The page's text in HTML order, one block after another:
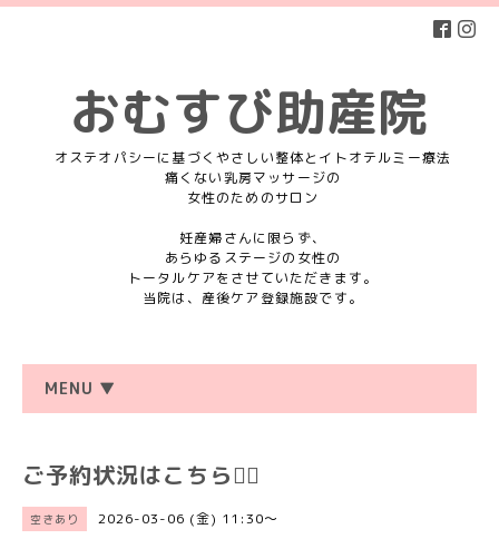
おむすび助産院
オステオパシーに基づくやさしい整体とイトオテルミー療法
痛くない乳房マッサージの
女性のためのサロン
妊産婦さんに限らず、
あらゆるステージの女性の
トータルケアをさせていただきます。
当院は、産後ケア登録施設です。
MENU ▼
ご予約状況はこちら💁‍♀️
空きあり 2026-03-06 (金) 11:30～